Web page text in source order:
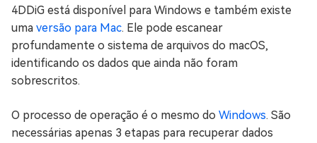
4DDiG está disponível para Windows e também existe
uma versão para Mac. Ele pode escanear
profundamente o sistema de arquivos do macOS,
identificando os dados que ainda não foram
sobrescritos.
O processo de operação é o mesmo do Windows. São
necessárias apenas 3 etapas para recuperar dados